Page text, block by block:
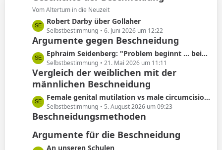
i
t
r
ä
g
e
Vom Altertum in die Neuzeit
L
e
t
z
t
e
B
e
i
r
ä
g
Robert Darby über Gollaher
Selbstbestimmung 6. Juni 2026 um 12:22
Argumente gegen Beschneidung
L
e
t
z
e
B
e
i
Ephraim Seidenberg: "Problem beginnt ... beim Abschneiden der Vorhaut"
Selbstbestimmung 21. Mai 2026 um 11:11
Vergleich der weiblichen mit der
männlichen Beschneidung
L
e
t
t
e
Female genital mutilation vs male circumcision: Understanding the differences
Selbstbestimmung 5. August 2026 um 09:23
Beschneidungsmethoden
Argumente für die Beschneidung
L
An unseren Schulen